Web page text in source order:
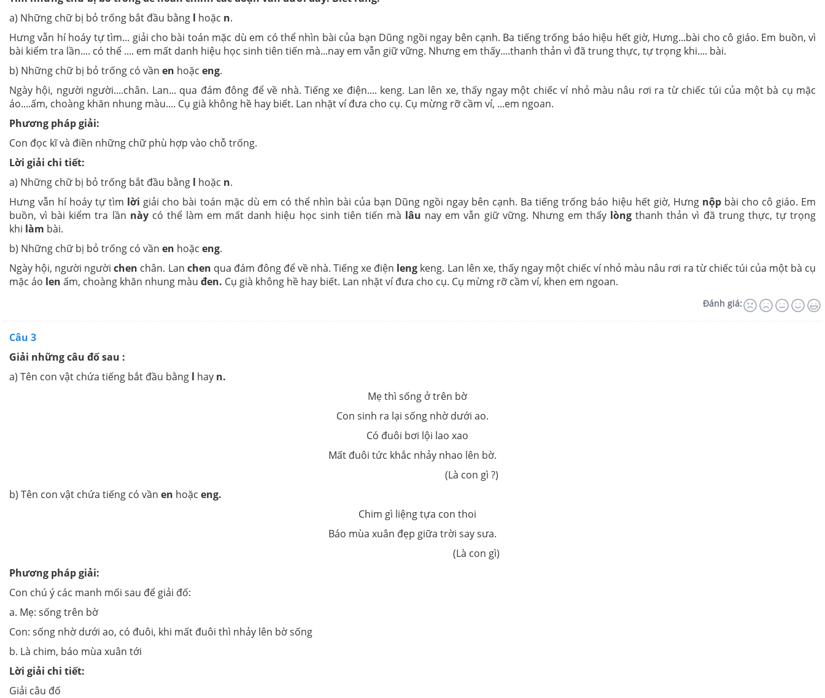
a) Những chữ bị bỏ trống bắt đầu bằng l hoặc n.
Hưng vẫn hí hoáy tự tìm... giải cho bài toán mặc dù em có thể nhìn bài của bạn Dũng ngồi ngay bên cạnh. Ba tiếng trống báo hiệu hết giờ, Hưng...bài cho cô giáo. Em buồn, vì
bài kiểm tra lần.... có thể .... em mất danh hiệu học sinh tiên tiến mà...nay em vẫn giữ vững. Nhưng em thấy....thanh thản vì đã trung thực, tự trọng khi.... bài.
b) Những chữ bị bỏ trống có vần en hoặc eng.
Ngày hội, người người....chân. Lan... qua đám đông để về nhà. Tiếng xe điện.... keng. Lan lên xe, thấy ngay một chiếc ví nhỏ màu nâu rơi ra từ chiếc túi của một bà cụ mặc
áo....ấm, choàng khăn nhung màu.... Cụ già không hề hay biết. Lan nhặt ví đưa cho cụ. Cụ mừng rỡ cầm ví, ...em ngoan.
Phương pháp giải:
Con đọc kĩ và điền những chữ phù hợp vào chỗ trống.
Lời giải chi tiết:
a) Những chữ bị bỏ trống bắt đầu bằng l hoặc n.
Hưng vẫn hí hoáy tự tìm lời giải cho bài toán mặc dù em có thể nhìn bài của bạn Dũng ngồi ngay bên cạnh. Ba tiếng trống báo hiệu hết giờ, Hưng nộpbài cho cô giáo. Em
buồn, vì bài kiểm tra lần nàycó thể làm em mất danh hiệu học sinh tiên tiến mà lâu nay em vẫn giữ vững. Nhưng em thấy lòngthanh thản vì đã trung thực, tự trọng
khi làm bài.
b) Những chữ bị bỏ trống có vần en hoặc eng.
Ngày hội, người ngườichen chân. Lan chen qua đám đông để về nhà. Tiếng xe điện leng keng. Lan lên xe, thấy ngay một chiếc ví nhỏ màu nâu rơi ra từ chiếc túi của một bà cụ
mặc áo len ấm, choàng khăn nhung màu đen. Cụ già không hề hay biết. Lan nhặt ví đưa cho cụ. Cụ mừng rỡ cầm ví, khen em ngoan.
Đánh giá:
Câu 3
Giải những câu đố sau :
a) Tên con vật chứa tiếng bắt đầu bằng l hay n.
Mẹ thì sống ở trên bờ
Con sinh ra lại sống nhờ dưới ao.
Có đuôi bơi lội lao xao
Mất đuôi tức khắc nhảy nhao lên bờ.
(Là con gì ?)
b) Tên con vật chứa tiếng có vần en hoặc eng.
Chim gì liệng tựa con thoi
Báo mùa xuân đẹp giữa trời say sưa.
(Là con gì)
Phương pháp giải:
Con chú ý các manh mối sau để giải đố:
a. Mẹ: sống trên bờ
Con: sống nhờ dưới ao, có đuôi, khi mất đuôi thì nhảy lên bờ sống
b. Là chim, báo mùa xuân tới
Lời giải chi tiết:
Giải câu đố